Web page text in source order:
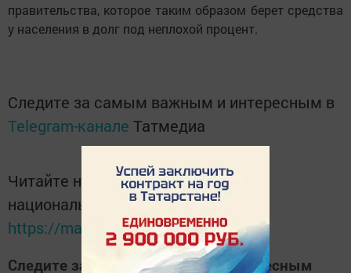
правительства, которое таким образом берет средства
у населения в долг под неплохой процент.
Следите за самым важным и интересным в
Telegram-канале Татмедиа
Читайте новости Татарстана в
национальном мессенджере MАХ:
https://max.ru/tatmedia
Следите за самым важным и интересным